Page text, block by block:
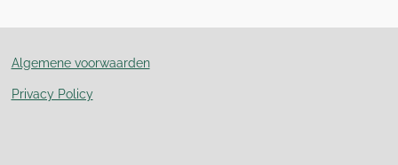
Algemene voorwaarden
Privacy Policy